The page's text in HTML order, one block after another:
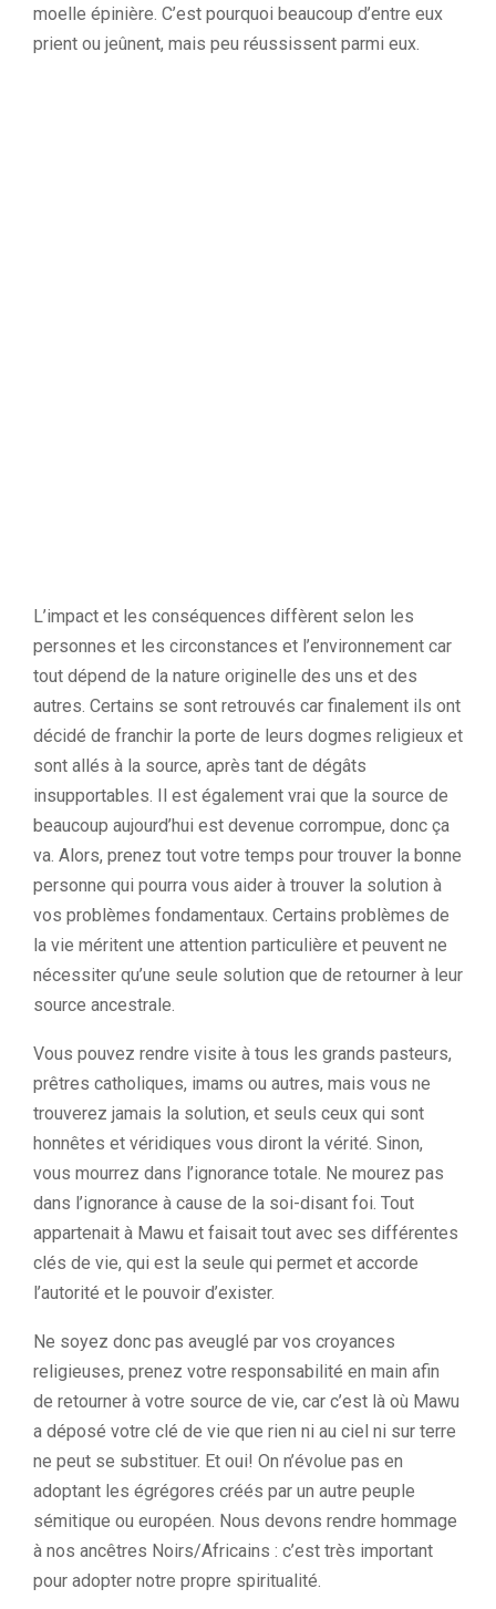
moelle épinière. C’est pourquoi beaucoup d’entre eux
prient ou jeûnent, mais peu réussissent parmi eux.
L’impact et les conséquences diffèrent selon les
personnes et les circonstances et l’environnement car
tout dépend de la nature originelle des uns et des
autres. Certains se sont retrouvés car finalement ils ont
décidé de franchir la porte de leurs dogmes religieux et
sont allés à la source, après tant de dégâts
insupportables. Il est également vrai que la source de
beaucoup aujourd’hui est devenue corrompue, donc ça
va. Alors, prenez tout votre temps pour trouver la bonne
personne qui pourra vous aider à trouver la solution à
vos problèmes fondamentaux. Certains problèmes de
la vie méritent une attention particulière et peuvent ne
nécessiter qu’une seule solution que de retourner à leur
source ancestrale.
Vous pouvez rendre visite à tous les grands pasteurs,
prêtres catholiques, imams ou autres, mais vous ne
trouverez jamais la solution, et seuls ceux qui sont
honnêtes et véridiques vous diront la vérité. Sinon,
vous mourrez dans l’ignorance totale. Ne mourez pas
dans l’ignorance à cause de la soi-disant foi. Tout
appartenait à Mawu et faisait tout avec ses différentes
clés de vie, qui est la seule qui permet et accorde
l’autorité et le pouvoir d’exister.
Ne soyez donc pas aveuglé par vos croyances
religieuses, prenez votre responsabilité en main afin
de retourner à votre source de vie, car c’est là où Mawu
a déposé votre clé de vie que rien ni au ciel ni sur terre
ne peut se substituer. Et oui! On n’évolue pas en
adoptant les égrégores créés par un autre peuple
sémitique ou européen. Nous devons rendre hommage
à nos ancêtres Noirs/Africains : c’est très important
pour adopter notre propre spiritualité.